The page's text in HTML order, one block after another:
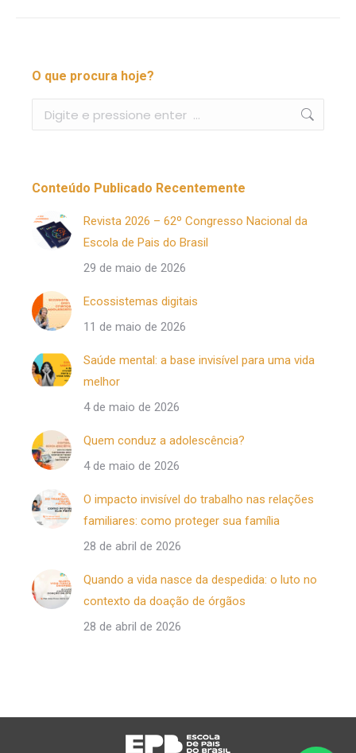
O que procura hoje?
Buscar
Conteúdo Publicado Recentemente
Revista 2026 – 62º Congresso Nacional da
Escola de Pais do Brasil
29 de maio de 2026
Ecossistemas digitais
11 de maio de 2026
Saúde mental: a base invisível para uma vida
melhor
4 de maio de 2026
Quem conduz a adolescência?
4 de maio de 2026
O impacto invisível do trabalho nas relações
familiares: como proteger sua família
28 de abril de 2026
Quando a vida nasce da despedida: o luto no
contexto da doação de órgãos
28 de abril de 2026